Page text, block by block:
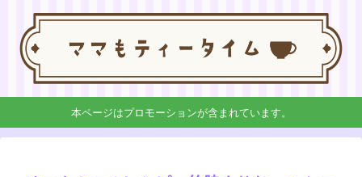
本ページはプロモーションが含まれています。